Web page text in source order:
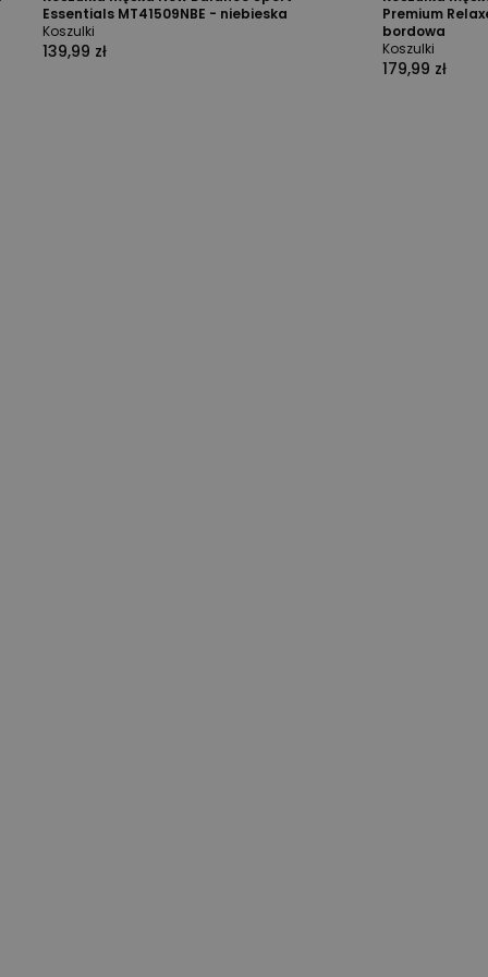
Essentials MT41509NBE - niebieska
Koszulki
139,99 zł
Premium
bordowa
Koszulki
179,99 zł